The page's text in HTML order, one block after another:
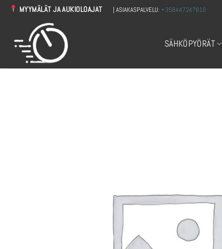
Skip
MYYMÄLÄT JA AUKIOLOAJAT | ASIAKASPALVELU:+358447247810
SÄHKÖPYÖRÄT